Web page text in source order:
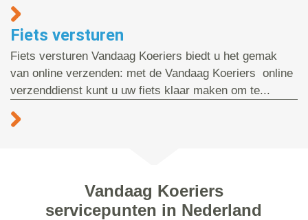
Fiets versturen
Fiets versturen Vandaag Koeriers biedt u het gemak
van online verzenden: met de Vandaag Koeriers online
verzenddienst kunt u uw fiets klaar maken om te...
Vandaag Koeriers
servicepunten in Nederland